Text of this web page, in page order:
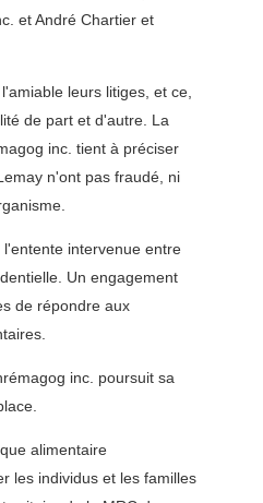
et André Chartier et
leurs litiges, et ce,
de part et d'autre. La
inc. tient à préciser
n'ont pas fraudé, ni
intervenue entre
Un engagement
de répondre aux
inc. poursuit sa
alimentaire
les individus et les familles